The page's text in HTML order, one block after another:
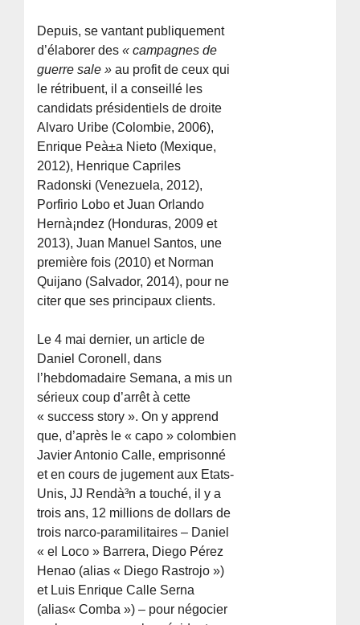
Depuis, se vantant publiquement
d’élaborer des« campagnes de
guerre sale » au profit de ceux qui
le rétribuent, il a conseillé les
candidats présidentiels de droite
Alvaro Uribe (Colombie, 2006),
Enrique Peà±a Nieto (Mexique,
2012), Henrique Capriles
Radonski (Venezuela, 2012),
Porfirio Lobo et Juan Orlando
Hernà¡ndez (Honduras, 2009 et
2013), Juan Manuel Santos, une
première fois (2010) et Norman
Quijano (Salvador, 2014), pour ne
citer que ses principaux clients.
Le 4 mai dernier, un article de
Daniel Coronell, dans
l’hebdomadaire Semana, a mis un
sérieux coup d’arrêt à cette
« success story ». On y apprend
que, d’après le « capo » colombien
Javier Antonio Calle, emprisonné
et en cours de jugement aux Etats-
Unis, JJ Rendà³n a touché, il y a
trois ans, 12 millions de dollars de
trois narco-paramilitaires – Daniel
« el Loco » Barrera, Diego Pérez
Henao (alias « Diego Rastrojo »)
et Luis Enrique Calle Serna
(alias« Comba ») – pour négocier